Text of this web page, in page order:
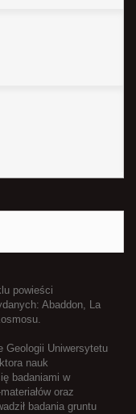
powieści
Abaddon, La
Uniwersytetu
nauk
badaniami w
oraz
badania gruntu